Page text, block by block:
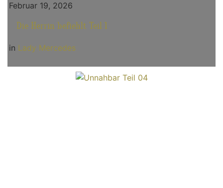
Februar 19, 2026
Die Herrin befiehlt Teil 1
in Lady Mercedes